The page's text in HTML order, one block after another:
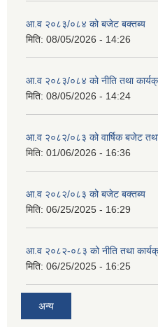
आ.व २०८३/०८४ को बजेट बक्तब्य
मिति: 08/05/2026 - 14:26
आ.व २०८३/०८४ को नीति तथा
मिति: 08/05/2026 - 14:24
आ.व २०८२/०८३ को वार्षिक बजेट
मिति: 01/06/2026 - 16:36
आ.व २०८२/०८३ को बजेट बक्तब्य
मिति: 06/25/2025 - 16:29
आ.व २०८२-०८३ को नीति तथा
मिति: 06/25/2025 - 16:25
अन्य